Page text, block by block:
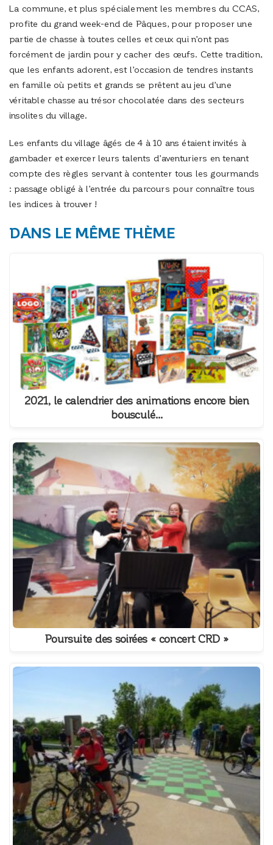
La commune, et plus spécialement les membres du CCAS,
profite du grand week-end de Pâques, pour proposer une
partie de chasse à toutes celles et ceux qui n’ont pas
forcément de jardin pour y cacher des œufs. Cette tradition,
que les enfants adorent, est l’occasion de tendres instants
en famille où petits et grands se prêtent au jeu d’une
véritable chasse au trésor chocolatée dans des secteurs
insolites du village.
Les enfants du village âgés de 4 à 10 ans étaient invités à
gambader et exercer leurs talents d’aventuriers en tenant
compte des règles servant à contenter tous les gourmands
: passage obligé à l’entrée du parcours pour connaître tous
les indices à trouver !
DANS LE MÊME THÈME
2021, le calendrier des animations encore bien
bousculé...
Poursuite des soirées « concert CRD »